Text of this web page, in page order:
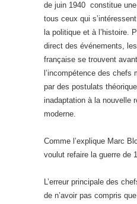
de juin 1940 constitue
tous ceux qui
la politique et à l’histoire.
direct des événements,
française se trouvent
l’incompétence des
par des postulats
inadaptation à la nouvelle
moderne.
Comme l’explique Marc
voulut refaire la guerre de
L’erreur principale des
de n’avoir pas compris